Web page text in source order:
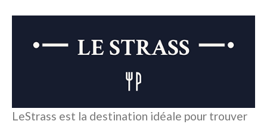
LeStrass est la destination idéale pour trouver